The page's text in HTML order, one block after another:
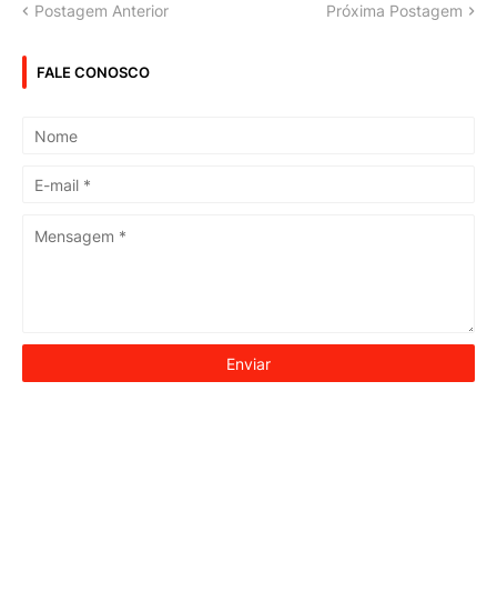
Postagem Anterior Próxima Postagem
FALE CONOSCO